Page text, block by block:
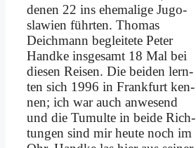
de­nen 22 ins ehe­ma­li­ge Ju­go­
sla­wi­en führ­ten. Tho­mas
Deich­mann be­glei­te­te Pe­ter
Hand­ke ins­ge­samt 18 Mal bei
die­sen Rei­sen. Die bei­den lern­
ten sich 1996 in Frank­furt ken­
nen; ich war auch an­we­send
und die Tu­mul­te in bei­de Rich­
tun­gen sind mir heu­te noch im